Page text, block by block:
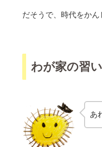
だそうで、時代をか
わが家の習
あ